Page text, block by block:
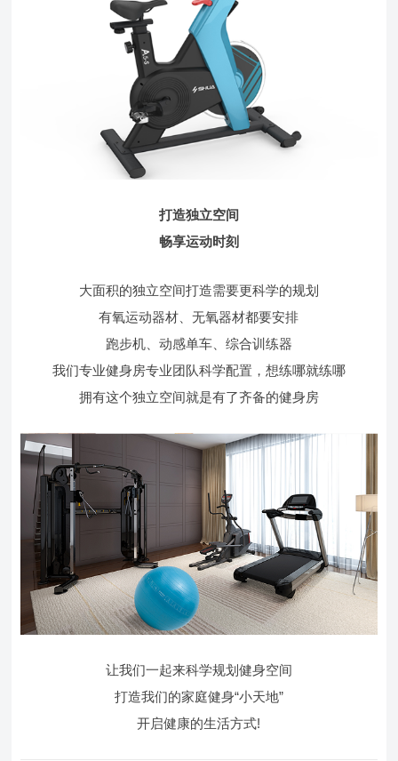
打造独立空间
畅享运动时刻
大面积的独立空间打造需要更科学的规划
有氧运动器材、无氧器材都要安排
跑步机、动感单车、综合训练器
我们专业健身房专业团队科学配置，想练哪就练哪
拥有这个独立空间就是有了齐备的健身房
让我们一起来科学规划健身空间
打造我们的家庭健身“小天地”
开启健康的生活方式!